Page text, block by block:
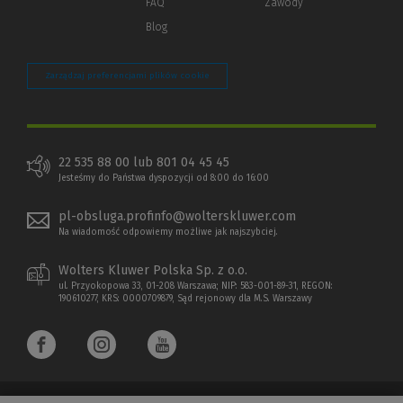
FAQ
Blog
Zawody
Zarządzaj preferencjami plików cookie
22 535 88 00 lub 801 04 45 45
Jesteśmy do Państwa dyspozycji od 8:00 do 16:00
pl-obsluga.profinfo@wolterskluwer.com
Na wiadomość odpowiemy możliwe jak najszybciej.
Wolters Kluwer Polska Sp. z o.o.
ul. Przyokopowa 33, 01-208 Warszawa; NIP: 583-001-89-31, REGON:
190610277, KRS: 0000709879, Sąd rejonowy dla M.S. Warszawy